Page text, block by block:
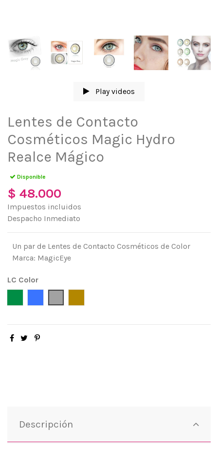
Play videos
Lentes de Contacto
Cosméticos Magic Hydro
Realce Mágico
Disponible
$ 48.000
Impuestos incluidos
Despacho Inmediato
Un par de Lentes de Contacto Cosméticos de Color
Marca: MagicEye
LC Color
Descripción